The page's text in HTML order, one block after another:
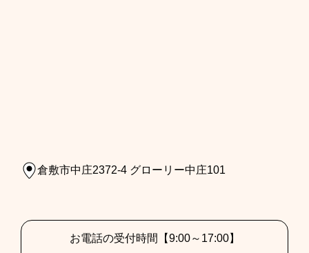
倉敷市中庄2372-4 グローリー中庄101
お電話の受付時間 【9:00～17:00】